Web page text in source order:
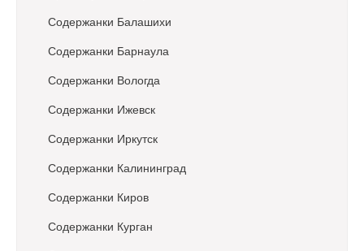
Содержанки Балашихи
Содержанки Барнаула
Содержанки Вологда
Содержанки Ижевск
Содержанки Иркутск
Содержанки Калининград
Содержанки Киров
Содержанки Курган